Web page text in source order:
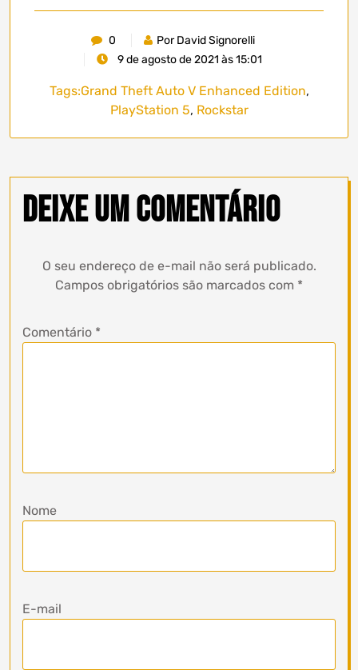
0
Por David Signorelli
9 de agosto de 2021 às 15:01
Tags:Grand Theft Auto V Enhanced Edition,
PlayStation 5, Rockstar
Deixe um comentário
O seu endereço de e-mail não será publicado.
Campos obrigatórios são marcados com *
Comentário *
Nome
E-mail